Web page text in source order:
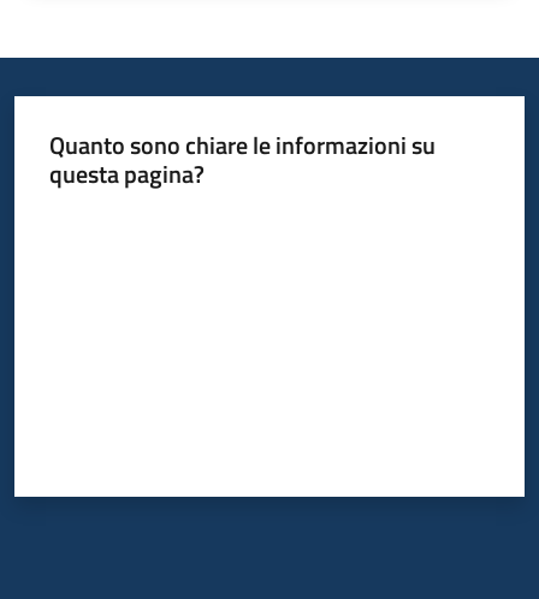
Quanto sono chiare le informazioni su
questa pagina?